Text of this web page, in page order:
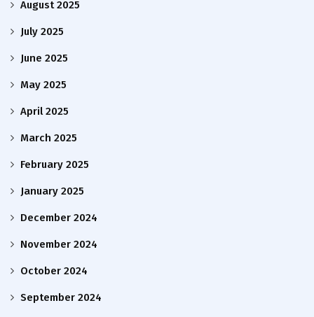
August 2025
July 2025
June 2025
May 2025
April 2025
March 2025
February 2025
January 2025
December 2024
November 2024
October 2024
September 2024